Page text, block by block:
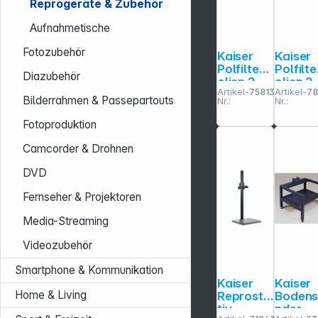
Reprogeräte & Zubehör
Aufnahmetische
Fotozubehör
Diazubehör
Bilderrahmen & Passepartouts
Fotoproduktion
Camcorder & Drohnen
DVD
Fernseher & Projektoren
Media-Streaming
Videozubehör
Smartphone & Kommunikation
Home & Living
Kaiser
Polfilterf
olien 2
Stück
Artikel-
Nr.:
758137
Kaiser
olien 2
Stück
Artikel-
Nr.:
Kaiser
Reprosta
tiv
Kaiser
nder